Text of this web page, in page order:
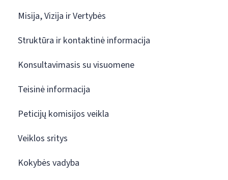
Misija, Vizija ir Vertybės
Struktūra ir kontaktinė informacija
Konsultavimasis su visuomene
Teisinė informacija
Peticijų komisijos veikla
Veiklos sritys
Kokybės vadyba